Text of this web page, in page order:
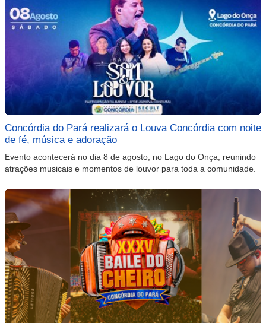
Concórdia do Pará realizará o Louva Concórdia com noite
de fé, música e adoração
Evento acontecerá no dia 8 de agosto, no Lago do Onça, reunindo
atrações musicais e momentos de louvor para toda a comunidade.